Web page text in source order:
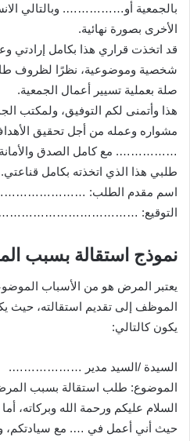
بالجمعية أو……………. وبالتالي
الأخرى بصورة نهائية.
قد اتخذت قراري هذا بكامل إرادتي
شخصية وموضوعية، نظرًا لظروف
صلة بعملية تسيير أعمال الجمعية.
هذا وأتمنى لكم التوفيق، ولمكتب
مشواره وعمله من أجل تحقيق
……………. مع كامل الصدق والأمانة
طلبي هذا الذي اتخذته بكامل قناعتي.
اسم مقدم الطلب:
التوقيع:
نموذج استقالة بسبب
يعتبر المرض هو من الأسباب
الموظف إلى تقديم استقالته، حيث
يكون كالتالي:
السيدة /السيد مدير ……………….
الموضوع: طلب استقالة بسبب
السلام عليكم ورحمة الله وبركاته، أما
حيث أني أعمل في …. مع سيادتكم،